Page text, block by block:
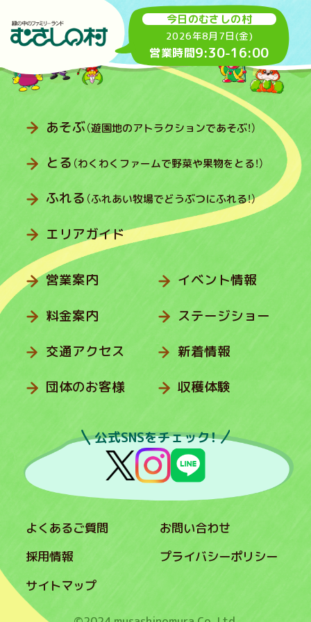
今日のむさしの村
2026年8月7日(金)
営業時間9:30-16:00
あそぶ（遊園地のアトラクションであそぶ！）
とる （わくわくファームで野菜や果物をとる！）
ふれる （ふれあい牧場でどうぶつにふれる！）
エリアガイド
営業案内
料金案内
交通アクセス
団体のお客様
イベント情報
ステージショー
新着情報
収穫体験
公式SNSをチェック！
よくあるご質問
お問い合わせ
採用情報
プライバシーポリシー
サイトマップ